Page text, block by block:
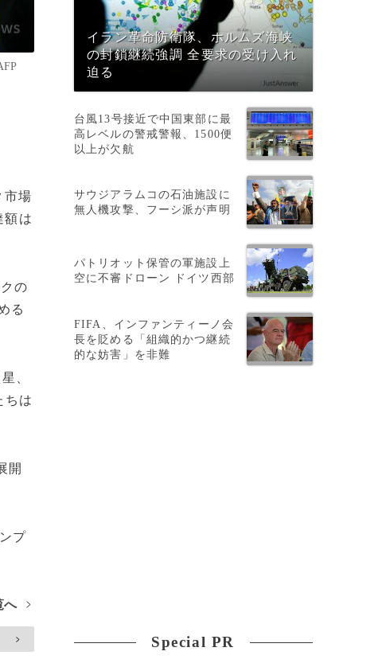
市場
額は
の
る
、
ちは
開
プ
へ >
>
イラン革命防衛隊、ホルムズ海峡
の封鎖継続強調 全要求の受け入れ
迫る
台風13号接近で中国東部に最
高レベルの警戒警報、1500便
以上が欠航
サウジアラムコの石油施設に
無人機攻撃、フーシ派が声明
パトリオット保管の軍施設上
空に不審ドローン ドイツ西部
FIFA、インファンティーノ会
長を貶める「組織的かつ継続
的な妨害」を非難
Special PR